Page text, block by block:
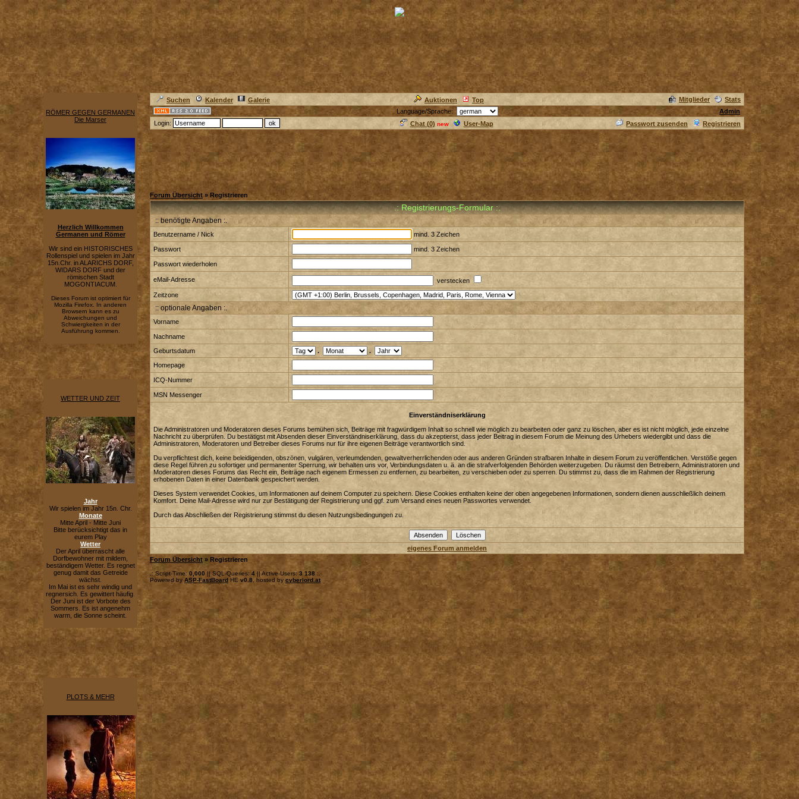
RÖMER GEGEN GERMANEN
Die Marser
Herzlich Willkommen
Germanen und Römer
Wir sind ein HISTORISCHES
Rollenspiel und spielen im Jahr
15n.Chr. in ALARICHS DORF,
WIDARS DORF und der
römischen Stadt
MOGONTIACUM.
Dieses Forum ist optimiert für
Mozilla Firefox. In anderen
Browsern kann es zu
Abweichungen und
Schwiergkeiten in der
Ausführung kommen.
WETTER UND ZEIT
Jahr
Wir spielen im Jahr 15n. Chr.
Monate
Mitte April - Mitte Juni
Bitte berücksichtigt das in
eurem Play
Wetter
Der April überrascht alle
Dorfbewohner mit mildem,
beständigem Wetter. Es regnet
genug damit das Getreide
wächst.
Im Mai ist es sehr windig und
regnersich. Es gewittert häufig.
Der Juni ist der Vorbote des
Sommers. Es ist angenehm
warm, die Sonne scheint.
PLOTS & MEHR
Suchen Kalender Galerie Auktionen Top Mitglieder
Stats
Language/Sprache:
Admin
Login:
Chat (0) new User-Map Passwort zusenden Registrieren
Forum Übersicht » Registrieren
.: Registrierungs-Formular :.
:: benötigte Angaben :.
Benutzername / Nick mind. 3 Zeichen
Passwort mind. 3 Zeichen
Passwort wiederholen
eMail-Adresse
verstecken
Zeitzone
:: optionale Angaben :.
Vorname
Nachname
Geburtsdatum
.
.
Homepage
ICQ-Nummer
MSN Messenger
Einverständniserklärung
Die Administratoren und Moderatoren dieses Forums bemühen sich, Beiträge mit fragwürdigem Inhalt so schnell wie möglich zu bearbeiten oder ganz zu löschen, aber es ist nicht möglich, jede einzelne
Nachricht zu überprüfen. Du bestätigst mit Absenden dieser Einverständniserklärung, dass du akzeptierst, dass jeder Beitrag in diesem Forum die Meinung des Urhebers wiedergibt und dass die
Administratoren, Moderatoren und Betreiber dieses Forums nur für ihre eigenen Beiträge verantwortlich sind.
Du verpflichtest dich, keine beleidigenden, obszönen, vulgären, verleumdenden, gewaltverherrlichenden oder aus anderen Gründen strafbaren Inhalte in diesem Forum zu veröffentlichen. Verstöße gegen
diese Regel führen zu sofortiger und permanenter Sperrung, wir behalten uns vor, Verbindungsdaten u. ä. an die strafverfolgenden Behörden weiterzugeben. Du räumst den Betreibern, Administratoren und
Moderatoren dieses Forums das Recht ein, Beiträge nach eigenem Ermessen zu entfernen, zu bearbeiten, zu verschieben oder zu sperren. Du stimmst zu, dass die im Rahmen der Registrierung
erhobenen Daten in einer Datenbank gespeichert werden.
Dieses System verwendet Cookies, um Informationen auf deinem Computer zu speichern. Diese Cookies enthalten keine der oben angegebenen Informationen, sondern dienen ausschließlich deinem
Komfort. Deine Mail-Adresse wird nur zur Bestätigung der Registrierung und ggf. zum Versand eines neuen Passwortes verwendet.
Durch das Abschließen der Registrierung stimmst du diesen Nutzungsbedingungen zu.
eigenes Forum anmelden
Forum Übersicht » Registrieren
.: Script-Time: 0,000 || SQL-Queries: 4 || Active-Users:3 138 :.
Powered by ASP-FastBoard HE v0.8 , hosted by cyberlord.at